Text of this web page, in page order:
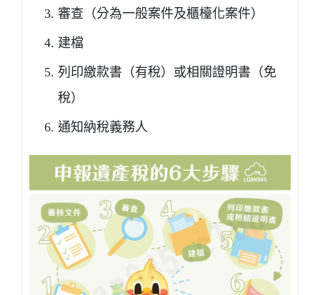
審查（分為一般案件及櫃檯化案件）
建檔
列印繳款書（有稅）或相關證明書（免
稅）
通知納稅義務人